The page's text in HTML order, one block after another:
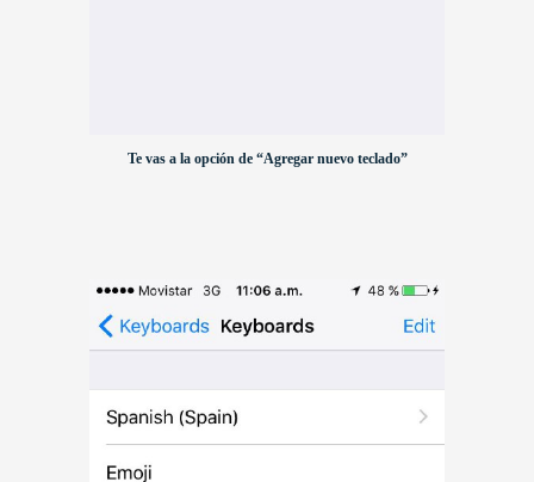
Te vas a la opción de “Agregar nuevo teclado”